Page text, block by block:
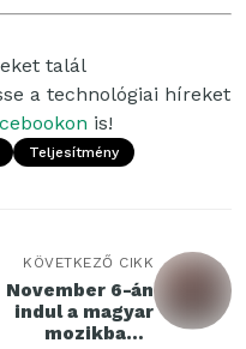
talál
a technológiai híreket
is!
Teljesítmény
KÖVETKEZŐ CIKK
November 6-án
indul a magyar
mozikban a